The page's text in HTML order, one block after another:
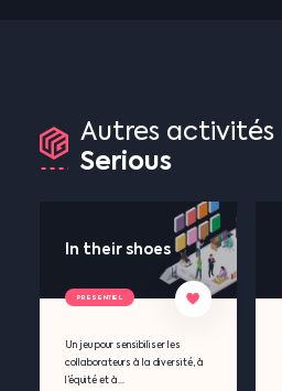
Autres activités
Serious
In their shoes
Un jeu pour sensibiliser les
collaborateurs à la diversité, à
l’équité et à...
PRESENTIEL